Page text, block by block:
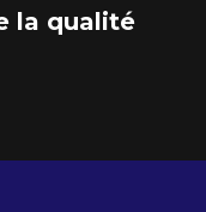
la qualité